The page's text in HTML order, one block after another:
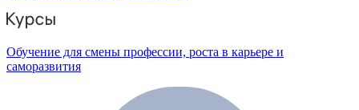
Обучение для смены профессии, роста в карьере и
саморазвития